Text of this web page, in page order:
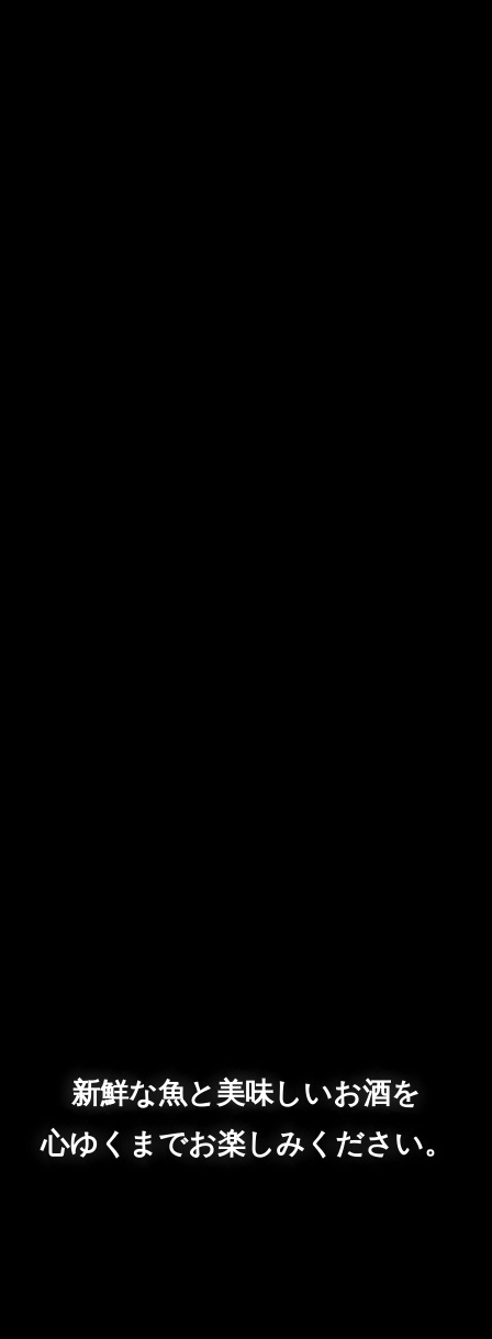
新鮮な魚と美味しいお酒を
心ゆくまでお楽しみください。